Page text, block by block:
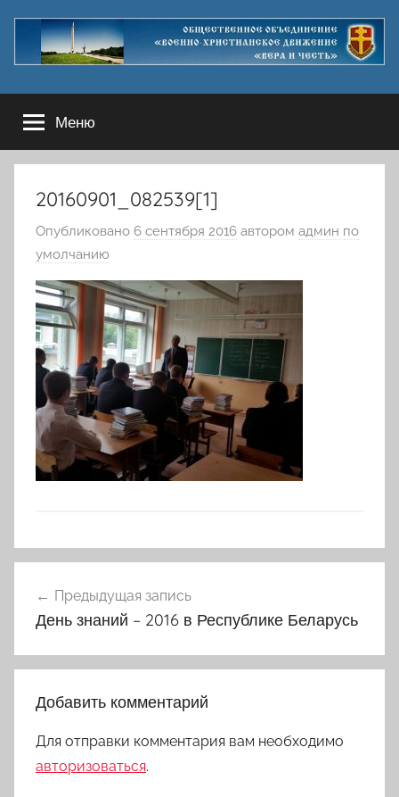
содержимому
Меню
20160901_082539[1]
Опубликовано 6 сентября 2016 автором админ по
умолчанию
по
Предыдущая запись
День знаний – 2016 в Республике Беларусь
Добавить комментарий
Для отправки комментария вам необходимо
авторизоваться.